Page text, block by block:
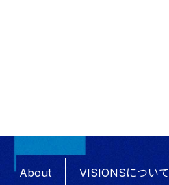
About VISIONSについて